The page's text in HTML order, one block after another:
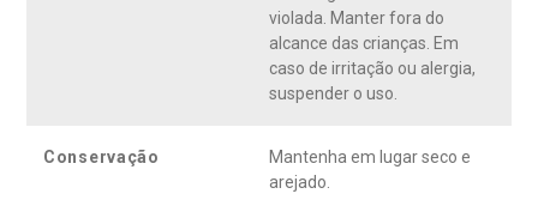
violada. Manter fora do
alcance das crianças. Em
caso de irritação ou alergia,
suspender o uso.
Conservação
Mantenha em lugar seco e
arejado.